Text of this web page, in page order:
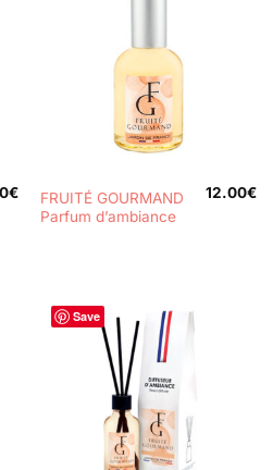
€
FRUITÉ GOURMAND
Parfum d’ambiance
12.00€
Save